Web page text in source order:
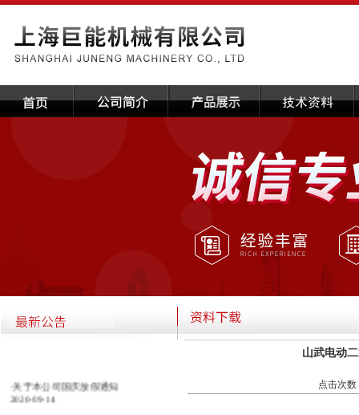
·关于本公司国庆放假通知
2020-09-14
山武电动
点击次数